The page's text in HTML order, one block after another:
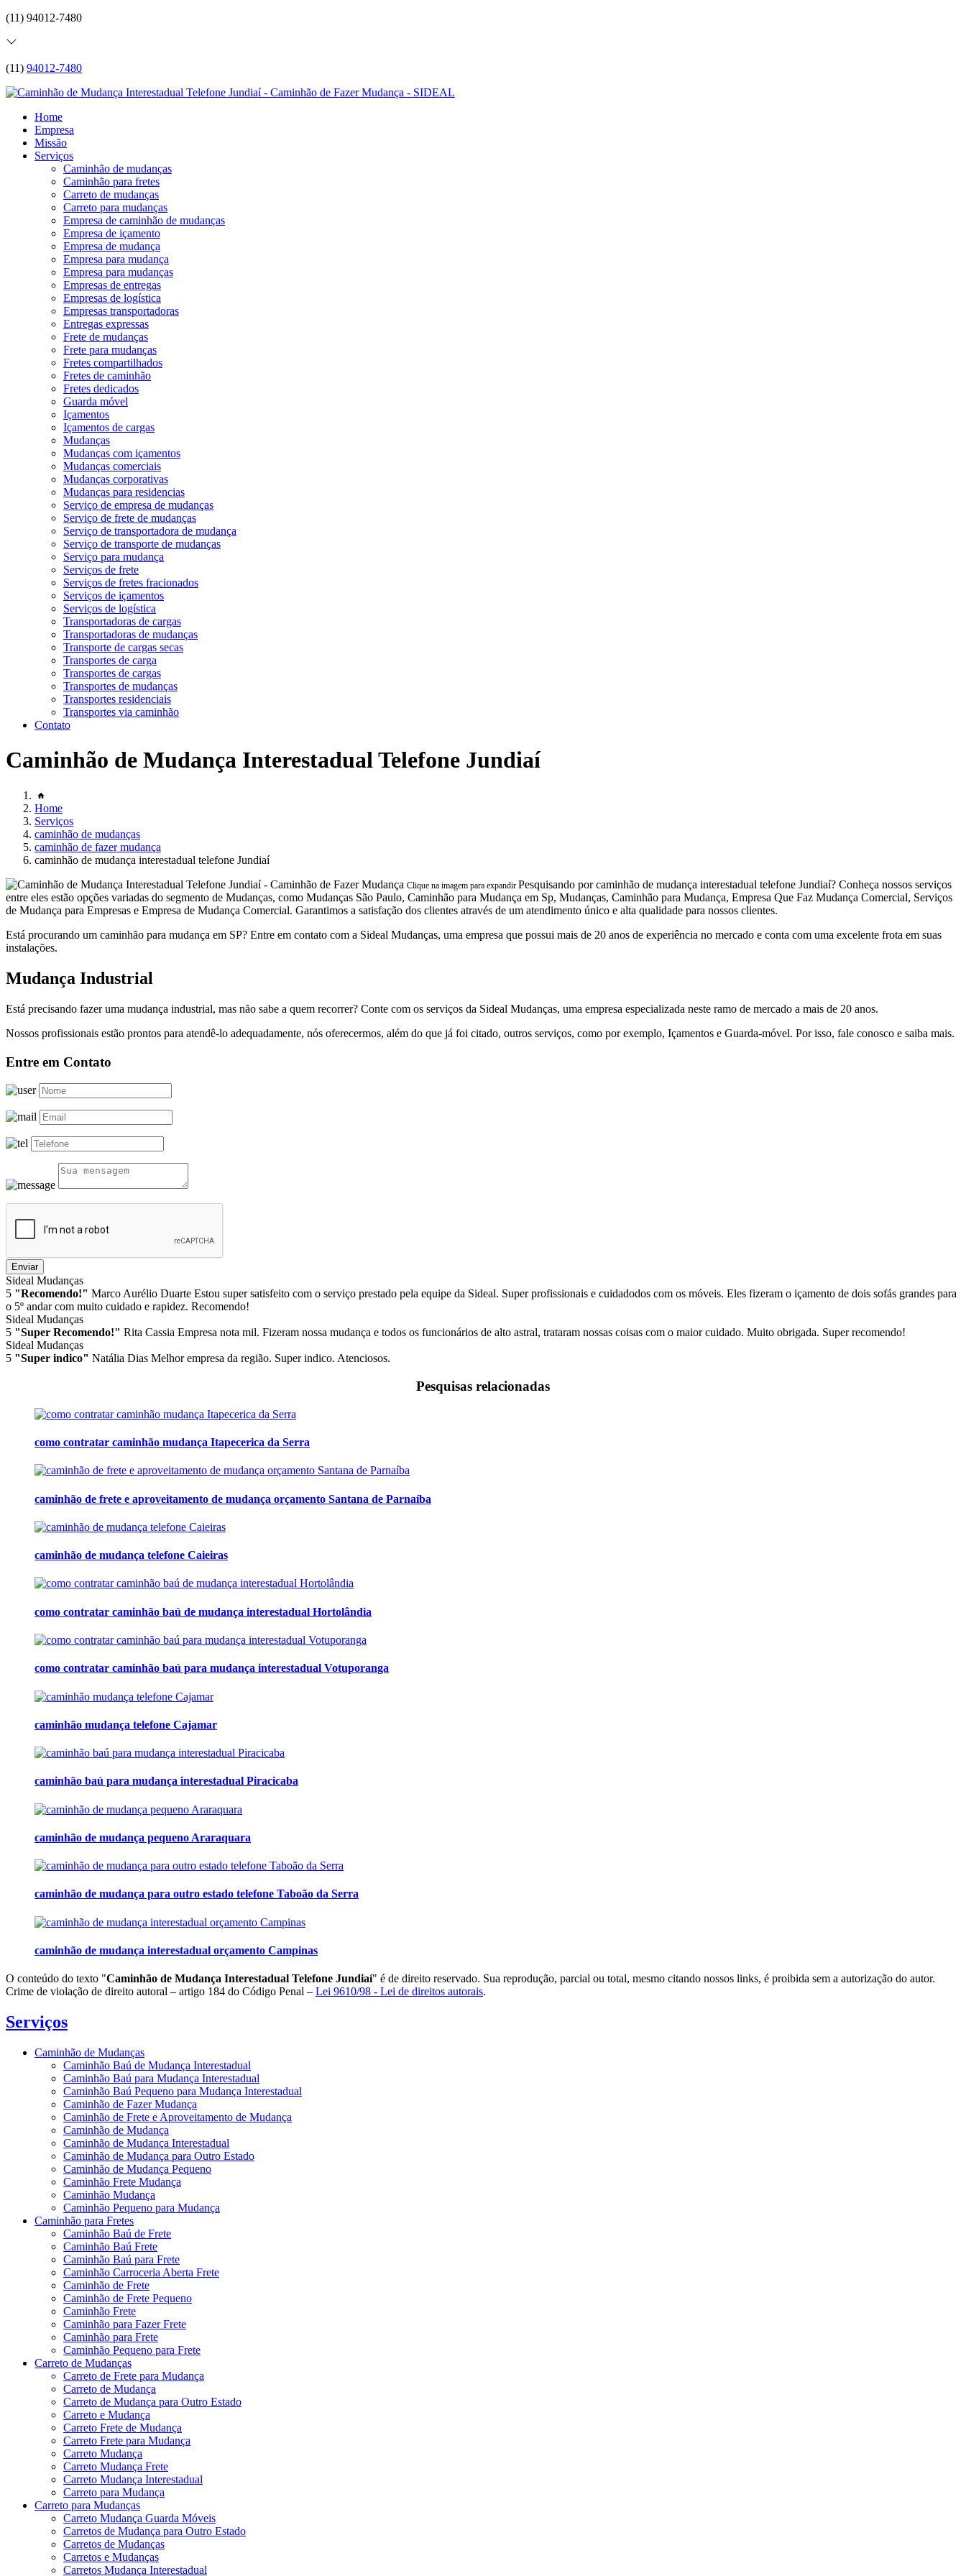
(11) 94012-7480
(11) 94012-7480
Home
Empresa
Missão
Serviços
Caminhão de mudanças
Caminhão para fretes
Carreto de mudanças
Carreto para mudanças
Empresa de caminhão de mudanças
Empresa de içamento
Empresa de mudança
Empresa para mudança
Empresa para mudanças
Empresas de entregas
Empresas de logística
Empresas transportadoras
Entregas expressas
Frete de mudanças
Frete para mudanças
Fretes compartilhados
Fretes de caminhão
Fretes dedicados
Guarda móvel
Içamentos
Içamentos de cargas
Mudanças
Mudanças com içamentos
Mudanças comerciais
Mudanças corporativas
Mudanças para residencias
Serviço de empresa de mudanças
Serviço de frete de mudanças
Serviço de transportadora de mudança
Serviço de transporte de mudanças
Serviço para mudança
Serviços de frete
Serviços de fretes fracionados
Serviços de içamentos
Serviços de logística
Transportadoras de cargas
Transportadoras de mudanças
Transporte de cargas secas
Transportes de carga
Transportes de cargas
Transportes de mudanças
Transportes residenciais
Transportes via caminhão
Contato
Caminhão de Mudança Interestadual Telefone Jundiaí
Home
Serviços
caminhão de mudanças
caminhão de fazer mudança
caminhão de mudança interestadual telefone Jundiaí
Clique na imagem para expandir Pesquisando por caminhão de mudança interestadual telefone Jundiaí? Conheça nossos serviços
entre eles estão opções variadas do segmento de Mudanças, como Mudanças São Paulo, Caminhão para Mudança em Sp, Mudanças, Caminhão para Mudança, Empresa Que Faz Mudança Comercial, Serviços
de Mudança para Empresas e Empresa de Mudança Comercial. Garantimos a satisfação dos clientes através de um atendimento único e alta qualidade para nossos clientes.
Está procurando um caminhão para mudança em SP? Entre em contato com a Sideal Mudanças, uma empresa que possui mais de 20 anos de experiência no mercado e conta com uma excelente frota em suas
instalações.
Mudança Industrial
Está precisando fazer uma mudança industrial, mas não sabe a quem recorrer? Conte com os serviços da Sideal Mudanças, uma empresa especializada neste ramo de mercado a mais de 20 anos.
Nossos profissionais estão prontos para atendê-lo adequadamente, nós oferecermos, além do que já foi citado, outros serviços, como por exemplo, Içamentos e Guarda-móvel. Por isso, fale conosco e saiba mais.
Entre em Contato
Enviar
Sideal Mudanças
5 "Recomendo!" Marco Aurélio Duarte Estou super satisfeito com o serviço prestado pela equipe da Sideal. Super profissionais e cuidadodos com os móveis. Eles fizeram o içamento de dois sofás grandes para
o 5º andar com muito cuidado e rapidez. Recomendo!
Sideal Mudanças
5 "Super Recomendo!" Rita Cassia Empresa nota mil. Fizeram nossa mudança e todos os funcionários de alto astral, trataram nossas coisas com o maior cuidado. Muito obrigada. Super recomendo!
Sideal Mudanças
5 "Super indico" Natália Dias Melhor empresa da região. Super indico. Atenciosos.
Pesquisas relacionadas
como contratar caminhão mudança Itapecerica da Serra
caminhão de frete e aproveitamento de mudança orçamento Santana de Parnaíba
caminhão de mudança telefone Caieiras
como contratar caminhão baú de mudança interestadual Hortolândia
como contratar caminhão baú para mudança interestadual Votuporanga
caminhão mudança telefone Cajamar
caminhão baú para mudança interestadual Piracicaba
caminhão de mudança pequeno Araraquara
caminhão de mudança para outro estado telefone Taboão da Serra
caminhão de mudança interestadual orçamento Campinas
O conteúdo do texto "Caminhão de Mudança Interestadual Telefone Jundiaí" é de direito reservado. Sua reprodução, parcial ou total, mesmo citando nossos links, é proibida sem a autorização do autor.
Crime de violação de direito autoral – artigo 184 do Código Penal – Lei 9610/98 - Lei de direitos autorais.
Serviços
Caminhão de Mudanças
Caminhão Baú de Mudança Interestadual
Caminhão Baú para Mudança Interestadual
Caminhão Baú Pequeno para Mudança Interestadual
Caminhão de Fazer Mudança
Caminhão de Frete e Aproveitamento de Mudança
Caminhão de Mudança
Caminhão de Mudança Interestadual
Caminhão de Mudança para Outro Estado
Caminhão de Mudança Pequeno
Caminhão Frete Mudança
Caminhão Mudança
Caminhão Pequeno para Mudança
Caminhão para Fretes
Caminhão Baú de Frete
Caminhão Baú Frete
Caminhão Baú para Frete
Caminhão Carroceria Aberta Frete
Caminhão de Frete
Caminhão de Frete Pequeno
Caminhão Frete
Caminhão para Fazer Frete
Caminhão para Frete
Caminhão Pequeno para Frete
Carreto de Mudanças
Carreto de Frete para Mudança
Carreto de Mudança
Carreto de Mudança para Outro Estado
Carreto e Mudança
Carreto Frete de Mudança
Carreto Frete para Mudança
Carreto Mudança
Carreto Mudança Frete
Carreto Mudança Interestadual
Carreto para Mudança
Carreto para Mudanças
Carreto Mudança Guarda Móveis
Carretos de Mudança para Outro Estado
Carretos de Mudanças
Carretos e Mudanças
Carretos Mudança Interestadual